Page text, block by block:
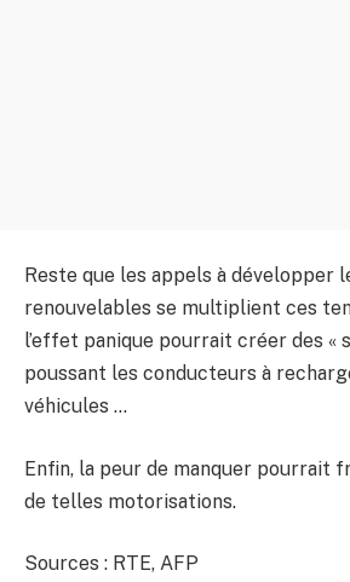
Reste que les appels à développer
renouvelables se multiplient ces
l’effet panique pourrait créer des «
poussant les conducteurs à
véhicules …
Enfin, la peur de manquer pourrait
de telles motorisations.
Sources : RTE, AFP